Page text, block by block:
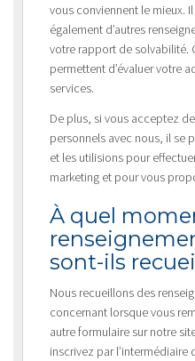
vous conviennent le mieux.
également d’autres
votre rapport de solvabilité.
permettent d’évaluer votre
services.
De plus, si vous acceptez
personnels avec nous, il se
et les utilisions pour
marketing et pour vous
À quel
sont-ils
Nous recueillons des
concernant lorsque vous
autre formulaire sur notre
inscrivez par l’intermédiaire